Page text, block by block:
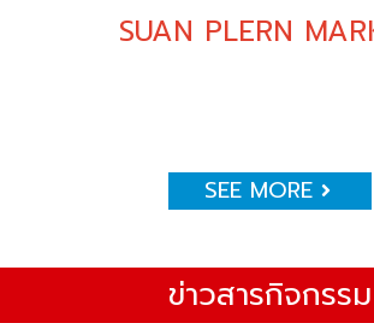
SUAN PLERN
SEE MORE
ข่าวสารกิจกรรม